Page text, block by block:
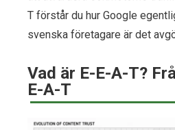
T förstår du hur Google
svenska företagare är det
Vad är E-E-A-T?
E-A-T